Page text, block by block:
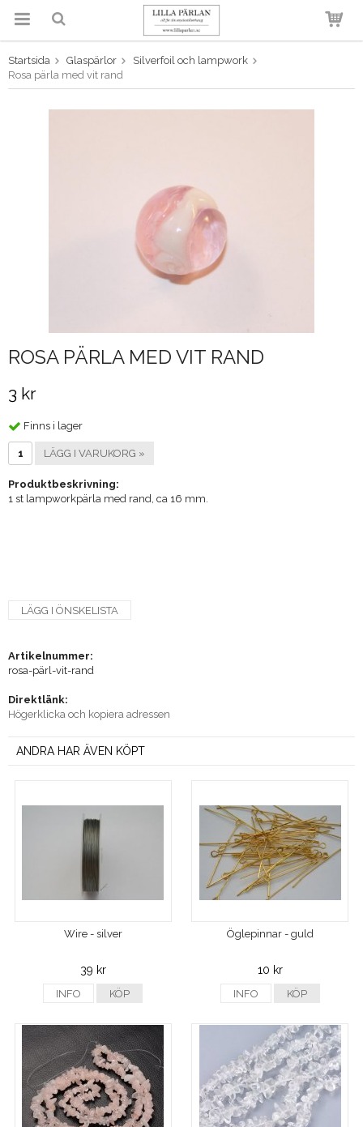
Produkten har blivit tillagd i
Startsida Glaspärlor
Silverfoil och lampwork
Rosa pärla med vit rand
ROSA PÄRLA MED VIT RAND
3 kr
Finns i lager
LÄGG I VARUKORG »
Produktbeskrivning:
1 st lampworkpärla med rand, ca 16 mm.
LÄGG I ÖNSKELISTA
Artikelnummer:
rosa-pärl-vit-rand
Direktlänk:
Högerklicka och kopiera adressen
ANDRA HAR ÄVEN KÖPT
Wire - silver
39 kr
INFO KÖP
Öglepinnar - guld
10 kr
INFO KÖP